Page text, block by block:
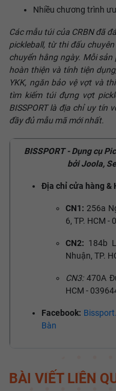
Nhiều chương trình
Các mẫu túi của CRBN đã
pickleball, từ thi đấu
chuyển hằng ngày. Mỗi
hoàn thiện và tính tiện
YKK, ngăn bảo vệ vợt và
tìm kiếm túi đựng vợt
BISSPORT là địa chỉ uy tín
đầy đủ mẫu mã mới nhất.
BISSPORT - Dụng cụ
bởi Joola,
Địa chỉ cửa hàng &
CN1:256a
6, TP. HCM -
CN2: 184b
Nhuận, TP.
CN3:470A
HCM -
Facebook:
Bàn
BÀI VIẾT LIÊN